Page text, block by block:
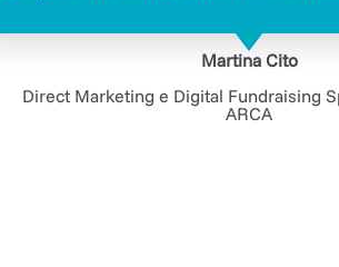
Martina Cito
Direct Marketing e Digital Fundraising
ARCA